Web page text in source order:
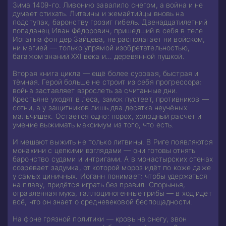
Зима 1409-го. Ливонию завалило снегом, а война и не
думает стихать. Литвины и жемайтийцы вновь на
подступах, баронству грозит гибель. Двенадцатилетний
попаданец Иван Фёдорович, пришедший в себя в теле
Иоганна фон дер Зайцева, не располагает ни войском,
ни магией — только упрямой изобретательностью,
багажом знаний XXI века и… деревянной пушкой.
Вторая книга цикла — ещё более суровая, быстрая и
тёмная. Герой больше не строит из себя прогрессора:
война заставляет взрослеть за считанные дни.
Крестьяне уходят в леса, замок пустеет, противников —
сотни, а у защитников лишь два десятка неучёных
мальчишек. Остаётся одно: порох, холодный расчёт и
умение выжимать максимум из того, что есть.
И мешают выжить не только литвины. В Риге появляются
монахини с цепкими взглядами — они готовы отнять
баронство судами и интригами. А в монастырских стенах
созревает задумка, от которой мороз идёт по коже даже
у самых циничных. Иоганн понимает: чтобы удержаться
на плаву, придётся играть без правил. Спорынья,
отравленная мука, галлюциногенные грибы — в ход идёт
всё, что он знает о средневековой беспощадности.
На фоне грязной политики — кровь на снегу, звон